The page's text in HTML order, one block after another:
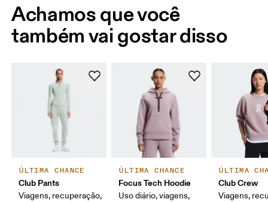
Achamos que você
também vai gostar disso
ÚLTIMA CHANCE
Club Pants
Viagens, recuperação,
ÚLTIMA CHANCE
Focus Tech Hoodie
Uso diário, viagens,
ÚLTIMA
Club Crew
Viagens,